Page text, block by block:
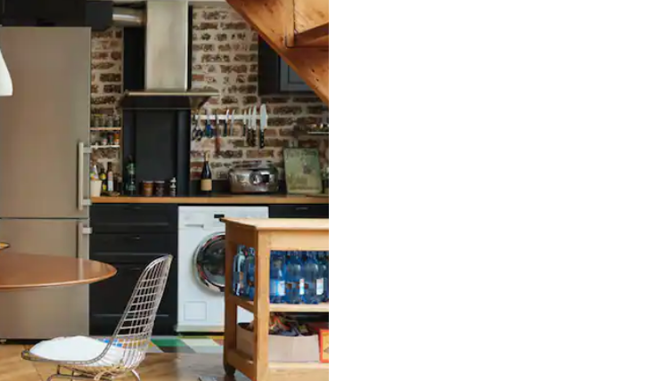
cima e para baixo do teclado ou tocando e deslizando o dedo na tela.